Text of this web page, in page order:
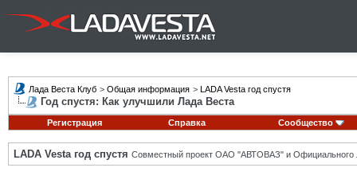
Лада Веста Клуб > Общая информация > LADA Vesta год спустя
Год спустя: Как улучшили Лада Веста
Регистрация Справка Сообщество
LADA Vesta год спустя Совместный проект ОАО "АВТОВАЗ" и Официального